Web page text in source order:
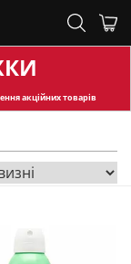
акційних товарів